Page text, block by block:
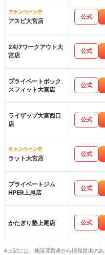
キャンペーン中
アスピ大宮店
公式
24/7ワークアウト大
宮店
公式
プライベートボック
スフィット大宮店
公式
ライザップ大宮西口
店
公式
キャンペーン中
ラット大宮店
公式
プライベートジム
HPER上尾店
公式
かたぎり塾上尾店 公式
※上記には、施設運営者から情報提供の